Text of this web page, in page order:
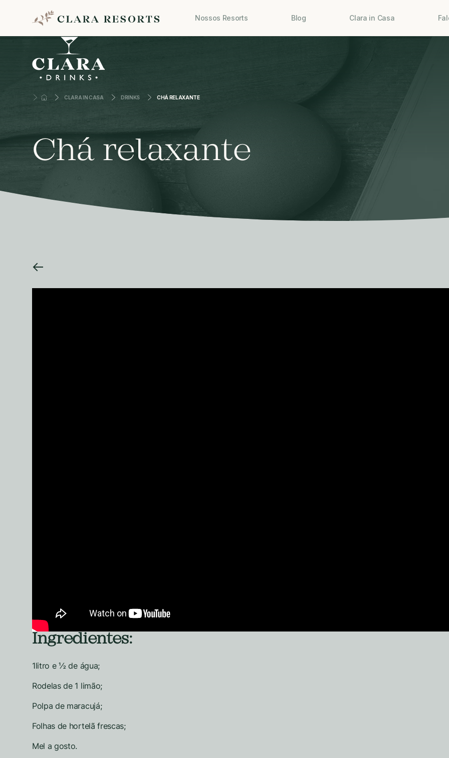
Nossos Resorts Blog Clara in Casa
CLARA IN CASA DRINKS CHÁ RELAXANTE
Chá relaxante
Ingredientes:
1litro e ½ de água;
Rodelas de 1 limão;
Polpa de maracujá;
Folhas de hortelã frescas;
Mel a gosto.